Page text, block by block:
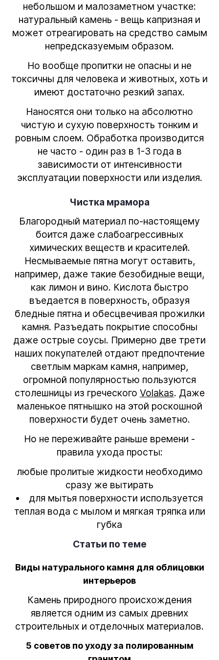
небольшом и малозаметном участке:
натуральный камень - вещь капризная и
может отреагировать на средство самым
непредсказуемым образом.
Но вообще пропитки не опасны и не
токсичны для человека и животных, хоть и
имеют достаточно резкий запах.
Наносятся они только на абсолютно
чистую и сухую поверхность тонким и
ровным слоем. Обработка производится
не часто - один раз в 1-3 года в
зависимости от интенсивности
эксплуатации поверхности или изделия.
Чистка мрамора
Благородный материал по-настоящему
боится даже слабоагрессивных
химических веществ и красителей.
Несмываемые пятна могут оставить,
например, даже такие безобидные вещи,
как лимон и вино. Кислота быстро
въедается в поверхность, образуя
бледные пятна и обесцвечивая прожилки
камня. Разъедать покрытие способны
даже острые соусы. Примерно две трети
наших покупателей отдают предпочтение
светлым маркам камня, например,
огромной популярностью пользуются
столешницы из греческого Volakas. Даже
маленькое пятнышко на этой роскошной
поверхности будет очень заметно.
Но не переживайте раньше времени -
правила ухода просты:
любые пролитые жидкости необходимо
сразу же вытирать
для мытья поверхности используется
теплая вода с мылом и мягкая тряпка или
губка
Статьи по теме
Виды натурального камня для облицовки
интерьеров
Камень природного происхождения
является одним из самых древних
строительных и отделочных материалов.
5 советов по уходу за полированным